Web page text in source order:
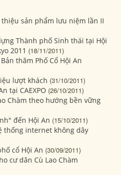
sản phẩm lưu niệm lần II
Thành phố Sinh thái tại Hội
2011 (18/11/2011)
thăm Phố Cổ Hội An
lượt khách (31/10/2011)
tại CAEXPO (26/10/2011)
Chàm theo hướng bền vững
đến Hội An (15/10/2011)
thống internet không dây
cổ Hội An (30/09/2011)
cư dân Cù Lao Chàm